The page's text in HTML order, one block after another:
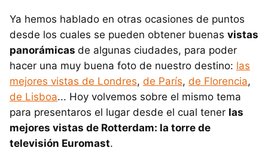
Ya hemos hablado en otras ocasiones de puntos
desde los cuales se pueden obtener buenas vistas
panorámicas de algunas ciudades, para poder
hacer una muy buena foto de nuestro destino: las
mejores vistas de Londres, de París, de Florencia,
de Lisboa... Hoy volvemos sobre el mismo tema
para presentaros el lugar desde el cual tener las
mejores vistas de Rotterdam: la torre de
televisión Euromast.